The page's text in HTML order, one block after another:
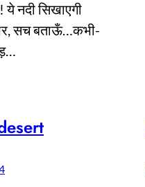
ये नदी सिखाएगी
सच बताऊँ…कभी-